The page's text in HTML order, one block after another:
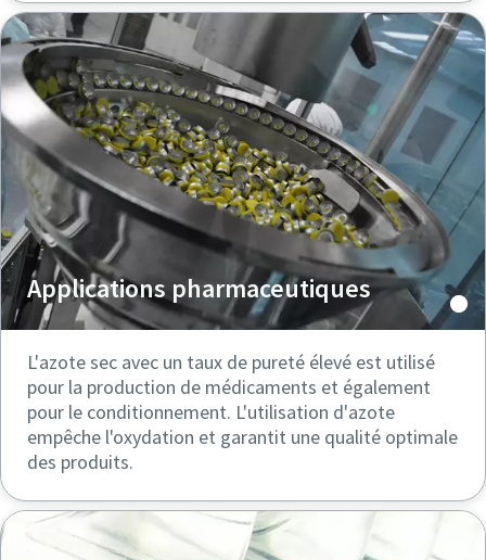
Applications pharmaceutiques
L'azote sec avec un taux de pureté élevé est utilisé
pour la production de médicaments et également
pour le conditionnement. L'utilisation d'azote
empêche l'oxydation et garantit une qualité optimale
des produits.